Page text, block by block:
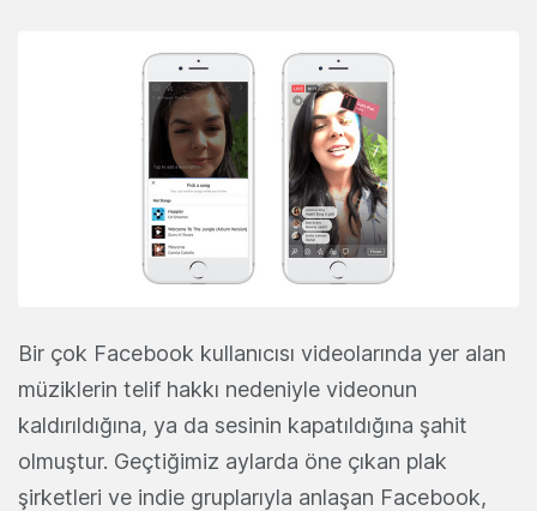
Bir çok Facebook kullanıcısı videolarında yer alan
müziklerin telif hakkı nedeniyle videonun
kaldırıldığına, ya da sesinin kapatıldığına şahit
olmuştur. Geçtiğimiz aylarda öne çıkan plak
şirketleri ve indie gruplarıyla anlaşan Facebook,